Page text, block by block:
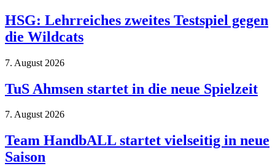
HSG: Lehrreiches zweites Testspiel gegen
die Wildcats
7. August 2026
TuS Ahmsen startet in die neue Spielzeit
7. August 2026
Team HandbALL startet vielseitig in neue
Saison